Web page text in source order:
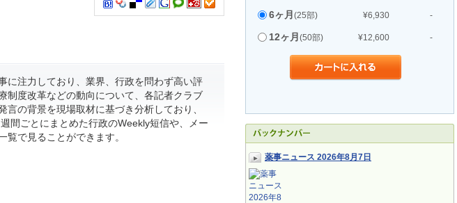
6ヶ月 (25部) ¥6,930 -
12ヶ月 (50部) ¥12,600 -
薬事ニュース 2026年8月7日
に注力しており、業界、行政を問わず高い評
制度改革などの動向について、各記者クラブ
の背景を現場取材に基づき分析しており、
間ごとにまとめた行政のWeekly短信や、メー
で見ることができます。